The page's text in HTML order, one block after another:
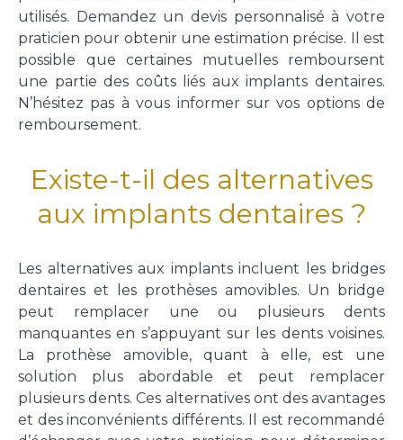
utilisés. Demandez un devis personnalisé à votre
praticien pour obtenir une estimation précise. Il est
possible que certaines mutuelles remboursent
une partie des coûts liés aux implants dentaires.
N’hésitez pas à vous informer sur vos options de
remboursement.
Existe-t-il des alternatives
aux implants dentaires ?
Les alternatives aux implants incluent les bridges
dentaires et les prothèses amovibles. Un bridge
peut remplacer une ou plusieurs dents
manquantes en s’appuyant sur les dents voisines.
La prothèse amovible, quant à elle, est une
solution plus abordable et peut remplacer
plusieurs dents. Ces alternatives ont des avantages
et des inconvénients différents. Il est recommandé